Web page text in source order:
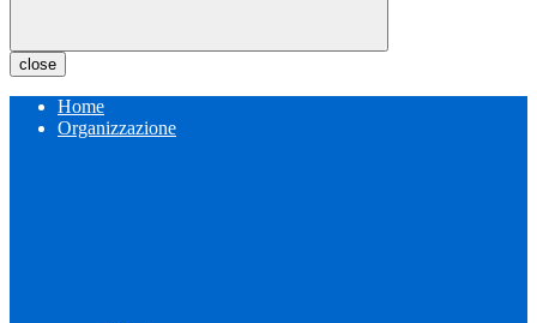
close
Home
Organizzazione